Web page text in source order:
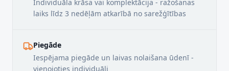
Individuāla krāsa vai komplektācija - ražošanas
laiks līdz 3 nedēļām atkarībā no sarežģītības
Piegāde
Iespējama piegāde un laivas nolaišana ūdenī -
vienojoties individuāli